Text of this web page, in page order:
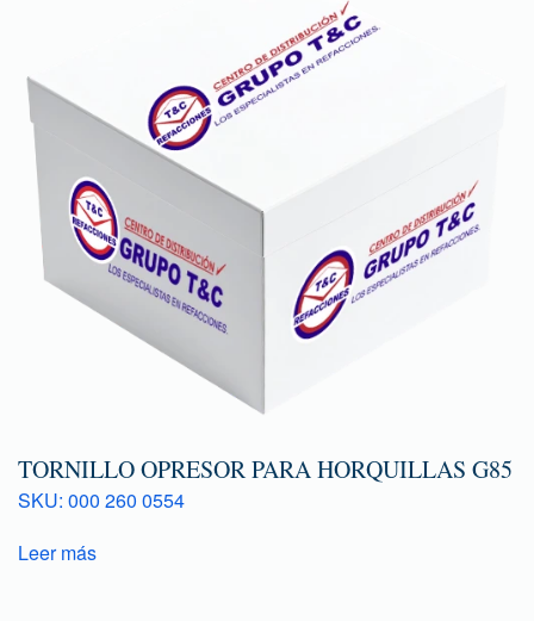
TORNILLO OPRESOR PARA HORQUILLAS G85
SKU: 000 260 0554
Leer más